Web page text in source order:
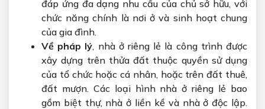
đáp ứng đa dạng nhu cầu của chủ sở hữu, với
chức năng chính là nơi ở và sinh hoạt chung
của gia đình.
Về pháp lý, nhà ở riêng lẻ là công trình được
xây dựng trên thửa đất thuộc quyền sử dụng
của tổ chức hoặc cá nhân, hoặc trên đất thuê,
đất mượn. Các loại hình nhà ở riêng lẻ bao
gồm biệt thự, nhà ở liền kề và nhà ở độc lập.